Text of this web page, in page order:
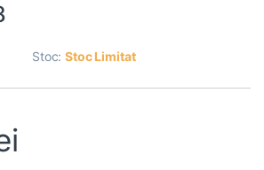
Stoc:Stoc Limitat